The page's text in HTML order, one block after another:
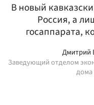
В новый
Россия, а
госаппарата,
Дмитрий
Заведующий отделом
дома